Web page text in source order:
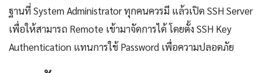
ฐานที่ System Administrator ทุกคนควรมี แล้วเปิด SSH Server
เพื่อให้สามารถ Remote เข้ามาจัดการได้ โดยตั้ง SSH Key
Authentication แทนการใช้ Password เพื่อความปลอดภัย